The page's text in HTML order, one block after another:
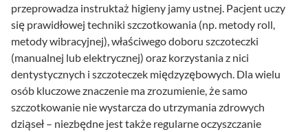
przeprowadza instruktaż higieny jamy ustnej. Pacjent uczy
się prawidłowej techniki szczotkowania (np. metody roll,
metody wibracyjnej), właściwego doboru szczoteczki
(manualnej lub elektrycznej) oraz korzystania z nici
dentystycznych i szczoteczek międzyzębowych. Dla wielu
osób kluczowe znaczenie ma zrozumienie, że samo
szczotkowanie nie wystarcza do utrzymania zdrowych
dziąseł – niezbędne jest także regularne oczyszczanie